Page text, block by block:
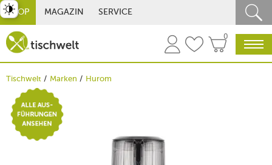
SHOP MAGAZIN SERVICE
0
Tischwelt Marken Hurom
umschalten